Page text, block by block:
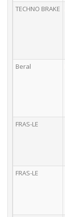
TECHNO BRAKE
Beral
FRAS-LE
FRAS-LE